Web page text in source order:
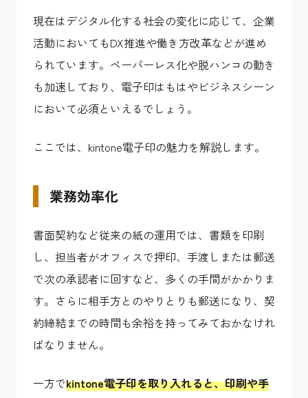
現在はデジタル化する社会の変化に応じて、企業
活動においてもDX推進や働き方改革などが進め
られています。ペーパーレス化や脱ハンコの動き
も加速しており、電子印はもはやビジネスシーン
において必須といえるでしょう。
ここでは、kintone電子印の魅力を解説します。
業務効率化
書面契約など従来の紙の運用では、書類を印刷
し、担当者がオフィスで押印、手渡しまたは郵送
で次の承認者に回すなど、多くの手間がかかりま
す。さらに相手方とのやりとりも郵送になり、契
約締結までの時間も余裕を持ってみておかなけれ
ばなりません。
一方でkintone電子印を取り入れると、印刷や手